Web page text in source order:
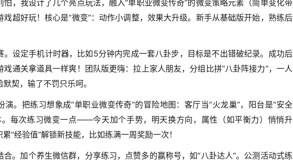
，我设计了几个亮点玩法，融入“单职业微变传奇”的微变策略元素（简单变化带
戏超好玩！核心是“微变”：动作小调整，效果大升级。新手从基础版开始，熟练后
。设定手机计时器，比如5分钟内完成一套八卦步，目标是不出错破纪录。成功后
戏通关拿道具一样爽！团队版更嗨：拉上家人朋友，分组比拼“八卦阵接力”，一人
契，输了不罚只乐呵。
演。把练习想象成“单职业微变传奇”的冒险地图：客厅当“火龙巢”，阳台是“安全
。每次练习微变一点——今天加个手势，明天换方向，属性（如平衡力）悄悄升
“经验值”解锁新技能，比如练满一周奖励一次！
合。加个养生微信群，分享练习，点赞多的赢称号，如“八卦达人”。公测活动式练